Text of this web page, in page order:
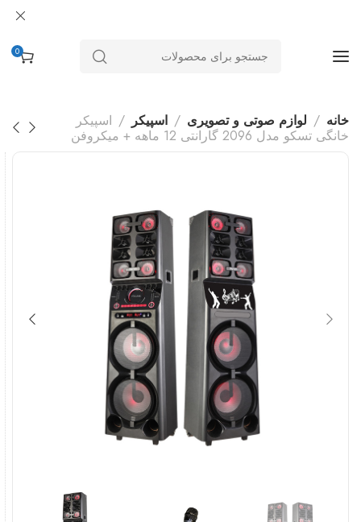
0
خانه لوازم صوتی و تصویری اسپیکر
اسپیکر
خانگی تسکو مدل 2096 گارانتی 12 ماهه + میکروفن